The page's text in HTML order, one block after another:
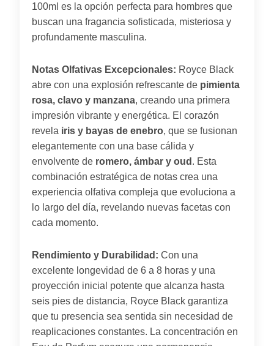
100ml es la opción perfecta para hombres que
buscan una fragancia sofisticada, misteriosa y
profundamente masculina.
Notas Olfativas Excepcionales: Royce Black
abre con una explosión refrescante de pimienta
rosa, clavo y manzana, creando una primera
impresión vibrante y energética. El corazón
revela iris y bayas de enebro, que se fusionan
elegantemente con una base cálida y
envolvente de romero, ámbar y oud . Esta
combinación estratégica de notas crea una
experiencia olfativa compleja que evoluciona a
lo largo del día, revelando nuevas facetas con
cada momento.
Rendimiento y Durabilidad: Con una
excelente longevidad de 6 a 8 horas y una
proyección inicial potente que alcanza hasta
seis pies de distancia, Royce Black garantiza
que tu presencia sea sentida sin necesidad de
reaplicaciones constantes. La concentración en